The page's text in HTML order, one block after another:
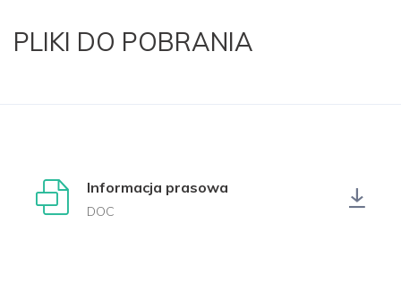
PLIKI DO POBRANIA
Informacja prasowa
DOC